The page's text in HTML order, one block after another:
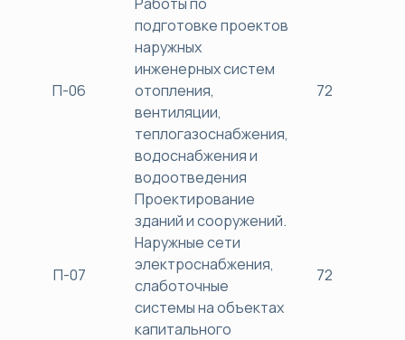
П-06
подготовке проектов
наружных
инженерных систем
отопления,
вентиляции,
теплогазоснабжения,
водоснабжения и
водоотведения
72
П-07
Проектирование
зданий и сооружений.
Наружные сети
электроснабжения,
слаботочные
системы на объектах
капитального
72